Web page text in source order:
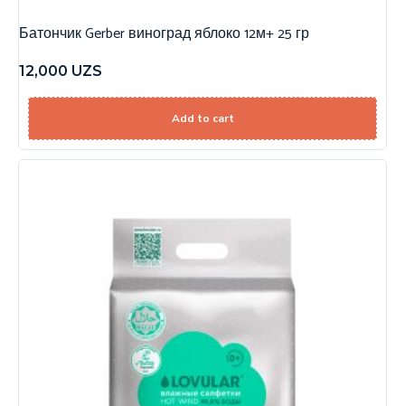
Батончик Gerber виноград яблоко 12м+ 25 гр
12,000 UZS
Add to cart